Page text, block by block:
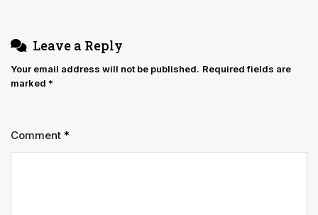
Leave a Reply
Your email address will not be published. Required fields are
marked *
Comment *